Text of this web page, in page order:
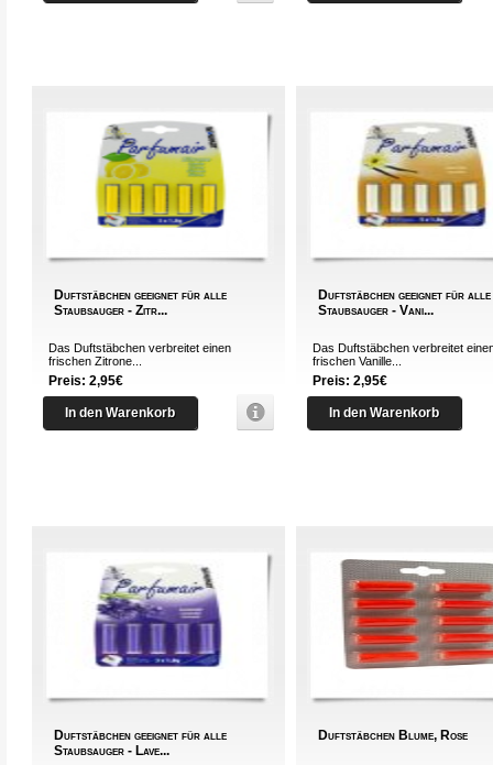
Duftstäbchen geeignet für alle
Staubsauger - Zitr...
Das Duftstäbchen verbreitet einen
frischen Zitrone...
Preis: 2,95€
In den Warenkorb
Duftstäbchen geeignet für alle
Staubsauger - Vani...
Das Duftstäbchen verbreitet
frischen Vanille...
Preis: 2,95€
In den Warenkorb
Duftstäbchen geeignet für alle
Staubsauger - Lave...
Duftstäbchen Blume, Rose